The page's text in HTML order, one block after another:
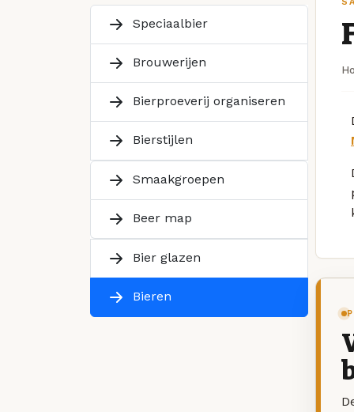
Speciaalbier
Brouwerijen
Bierproeverij organiseren
Bierstijlen
Smaakgroepen
Beer map
Bier glazen
Bieren